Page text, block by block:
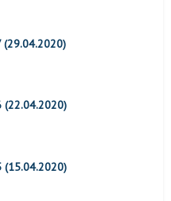
(22.04.2020)
(15.04.2020)